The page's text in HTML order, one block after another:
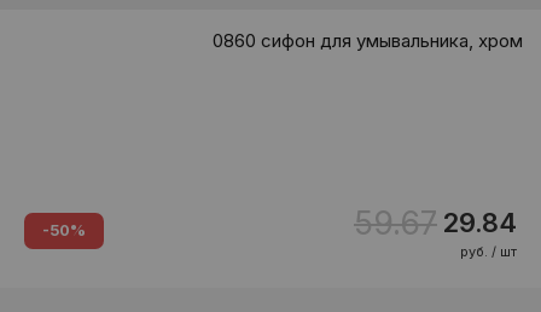
0860 сифон для умывальника, хром
-50% 59.67 29.84
руб. / шт